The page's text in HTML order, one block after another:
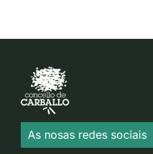
As nosas redes sociais